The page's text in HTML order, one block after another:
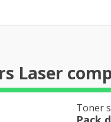
Laser
Toner